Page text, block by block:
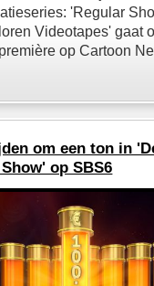
'Regular
Videotapes' gaat
op Cartoon
om een ton in
op SBS6